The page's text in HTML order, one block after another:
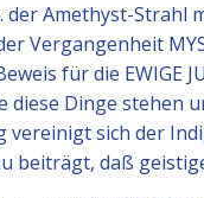
Amethyst-Strahl
Vergangenheit
für die EWIGE
Dinge stehen
sich der
beiträgt, daß